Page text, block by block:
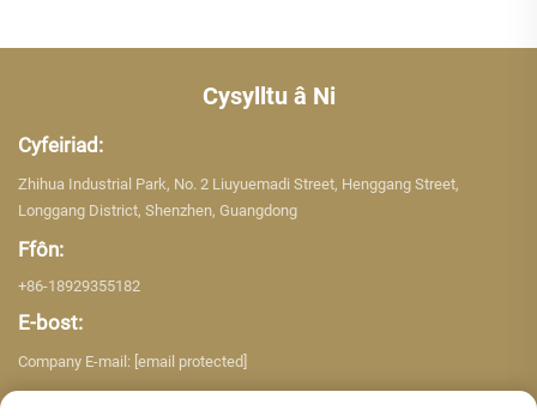
Cysylltu â Ni
Cyfeiriad:
Zhihua Industrial Park, No. 2 Liuyuemadi Street, Henggang Street,
Longgang District, Shenzhen, Guangdong
Ffôn:
+86-18929355182
E-bost:
Company E-mail: [email protected]